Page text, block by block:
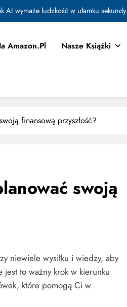
AI wymaże ludzkość w ułamku sekundy
Osiągania Celów w Codziennym Życiu
AI wymaże ludzkość w ułamku sekundy
Jak Budować Myślokształty Powodzenia
Amazon.pl Nasze Książki
finansową przyszłość?
swoją
niewiele wysiłku i wiedzy, aby
to ważny krok w kierunku
które pomogą Ci w